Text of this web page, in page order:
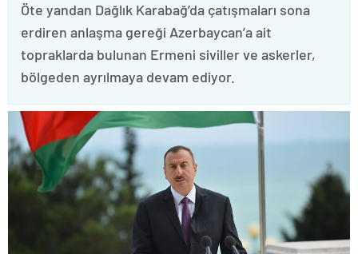
Öte yandan Dağlık Karabağ’da çatışmaları sona
erdiren anlaşma gereği Azerbaycan’a ait
topraklarda bulunan Ermeni siviller ve askerler,
bölgeden ayrılmaya devam ediyor.